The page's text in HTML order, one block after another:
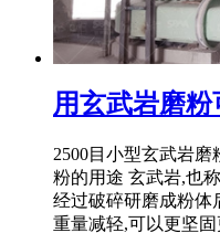
用玄武岩磨
2500目小型玄武岩
粉的用途 玄武岩,也
经过破碎研磨成粉体
重量减轻,可以更坚